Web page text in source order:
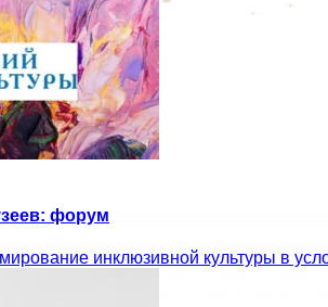
форум
инклюзивной культуры в